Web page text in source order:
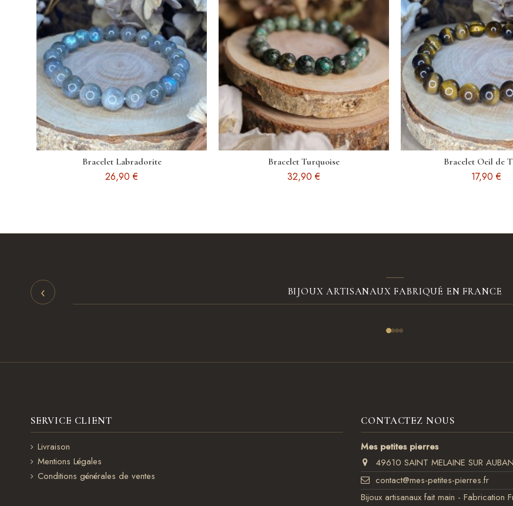
Bracelet Labradorite
26,90 €
Bracelet Turquoise
32,90 €
Bracelet Oeil de
17,90 €
‹ BIJOUX ARTISANAUX FABRIQUÉ EN FRANCE
SERVICE CLIENT
Livraison
Mentions Légales
Conditions générales de ventes
CONTACTEZ NOUS
Mes petites pierres
49610 SAINT MELAINE SUR
contact@mes-petites-pierres.fr
Bijoux artisanaux fait main - Fabrication